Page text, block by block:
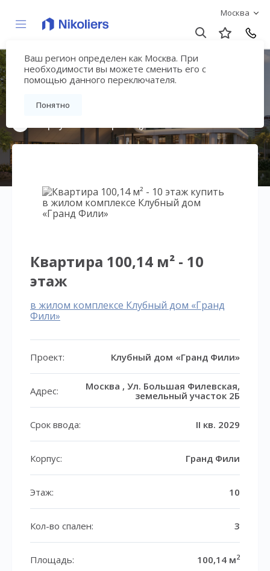
Москва
Ваш регион определен как Москва. При
необходимости вы можете сменить его с
помощью данного переключателя.
Понятно
Клубный дом «Гранд
Фили»
Квартира 100,14 м² - 10
этаж
в жилом комплексе Клубный дом «Гранд
Фили»
Проект: Клубный дом «Гранд Фили»
Адрес:
Москва , Ул. Большая Филевская,
земельный участок 2Б
Срок ввода: II кв. 2029
Корпус: Гранд Фили
Этаж: 10
Кол-во спален: 3
Площадь: 100,14 м2